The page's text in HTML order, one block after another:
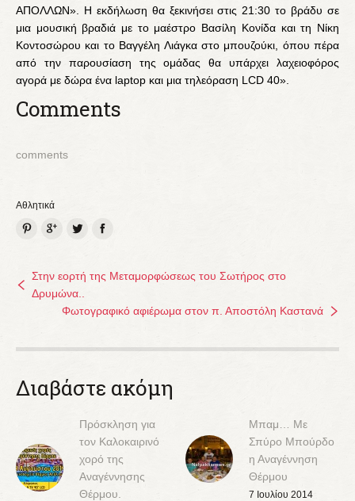
ΑΠΟΛΛΩΝ». Η εκδήλωση θα ξεκινήσει στις 21:30 το βράδυ σε
μια μουσική βραδιά με το μαέστρο Βασίλη Κονίδα και τη Νίκη
Κοντοσώρου και το Βαγγέλη Λιάγκα στο μπουζούκι, όπου πέρα
από την παρουσίαση της ομάδας θα υπάρχει λαχειοφόρος
αγορά με δώρα ένα laptop και μια τηλεόραση LCD 40».
Comments
comments
Αθλητικά
Facebook
Twitter
Google+
Pinterest
Στην εορτή της Μεταμορφώσεως του Σωτήρος στο
Δρυμώνα..
Φωτογραφικό αφιέρωμα στον π. Αποστόλη Καστανά
Διαβάστε ακόμη
Πρόσκληση για
τον Καλοκαιρινό
χορό της
Αναγέννησης
Θέρμου.
Μπαμ… Με
Σπύρο Μπούρδο
η Αναγέννηση
Θέρμου
7 Ιουλίου 2014